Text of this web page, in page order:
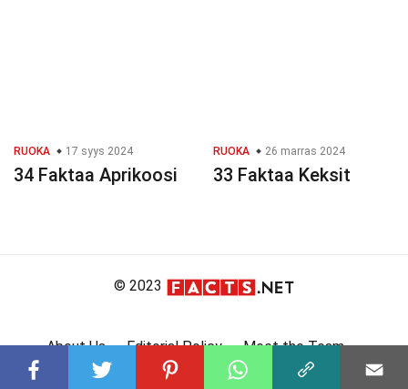
RUOKA 17 syys 2024
34 Faktaa Aprikoosi
RUOKA 26 marras 2024
33 Faktaa Keksit
© 2023
About Us Editorial Policy
Meet the Team
Product Review
Contact Us
Write For Us